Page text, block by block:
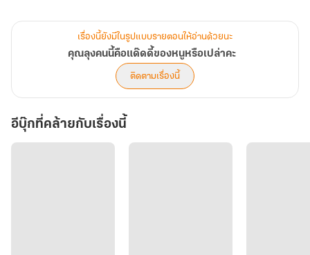
ถึงเธอจะไม่อยากเจอเขา แต่ลูกของเธอเปิดทางให้เขา
และเขาก็รักหนูน้อยโดยไม่มีเงื่อนไขไปเสียแล้ว
สีหราชเดินหน้าบุกไม่ยั้งจนได้ใกล้ชิดเด็กหญิงจันทร์เจ้า
และเขาก็ปฏิเสธไม่ได้เลยว่าลึกๆ ยังอยากพบเจนิวา
เพราะไม่ว่าผ่านไปนานแค่ไหน หัวใจเขาไม่เคยลืมเธอ
และยังปรารถนาให้เธอกลับมาเป็นคนของใจเช่นเดิม
เรื่องนี้ยังมีในรูปแบบรายตอนให้อ่านด้วยนะ
คุณลุงคนนี้คือแด๊ดดี้ของหนูหรือเปล่าคะ
ติดตามเรื่องนี้
อีบุ๊กที่คล้ายกับเรื่องนี้